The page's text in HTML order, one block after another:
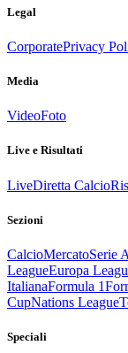
Legal
CorporatePrivacy
Media
VideoFoto
Live e Risultati
LiveDiretta Calcio
Sezioni
CalcioMercatoSerie A
LeagueEuropa
ItalianaFormula 1
CupNations League
Speciali